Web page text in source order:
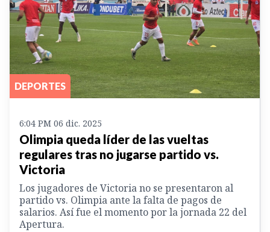
DEPORTES
6:04 PM 06 dic. 2025
Olimpia queda líder de las vueltas
regulares tras no jugarse partido vs.
Victoria
Los jugadores de Victoria no se presentaron al
partido vs. Olimpia ante la falta de pagos de
salarios. Así fue el momento por la jornada 22 del
Apertura.